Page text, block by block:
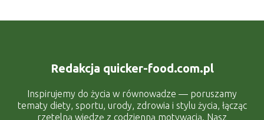
Redakcja quicker-food.com.pl
Inspirujemy do życia w równowadze — poruszamy
tematy diety, sportu, urody, zdrowia i stylu życia, łącząc
rzetelną wiedzę z codzienną motywacją. Nasz